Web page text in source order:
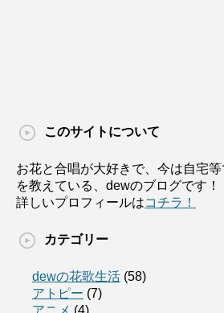
このサイトについて
お花と合唱が大好きで、今は自宅
を教えている、dewのブログです！
詳しいプロフィールはコチラ！
カテゴリー
dewの花歌生活 (58)
アトピー (7)